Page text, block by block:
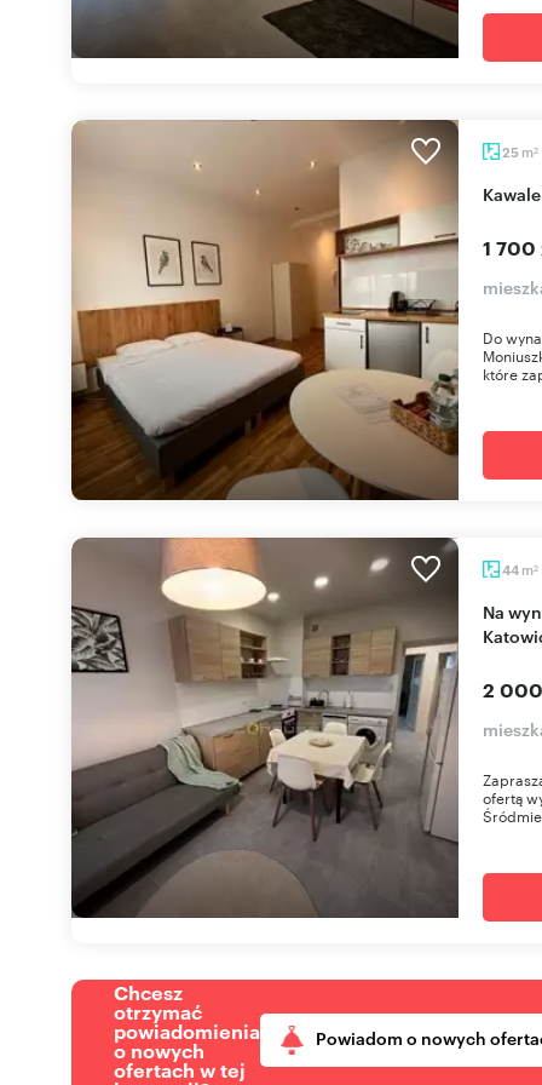
25 m2
1 700
Do
które
44 m2
Na wynajem komfortowe 44 m² mieszkanie w
2
ofertą
Chcesz
otrzymać
powiadomienia
o nowych
ofertach w tej
Powiadom o nowych